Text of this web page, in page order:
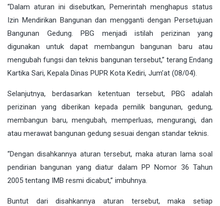
“Dalam aturan ini disebutkan, Pemerintah menghapus status
Izin Mendirikan Bangunan dan mengganti dengan Persetujuan
Bangunan Gedung. PBG menjadi istilah perizinan yang
digunakan untuk dapat membangun bangunan baru atau
mengubah fungsi dan teknis bangunan tersebut,” terang Endang
Kartika Sari, Kepala Dinas PUPR Kota Kediri, Jum’at (08/04).
Selanjutnya, berdasarkan ketentuan tersebut, PBG adalah
perizinan yang diberikan kepada pemilik bangunan, gedung,
membangun baru, mengubah, memperluas, mengurangi, dan
atau merawat bangunan gedung sesuai dengan standar teknis.
“Dengan disahkannya aturan tersebut, maka aturan lama soal
pendirian bangunan yang diatur dalam PP Nomor 36 Tahun
2005 tentang IMB resmi dicabut,” imbuhnya.
Buntut dari disahkannya aturan tersebut, maka setiap